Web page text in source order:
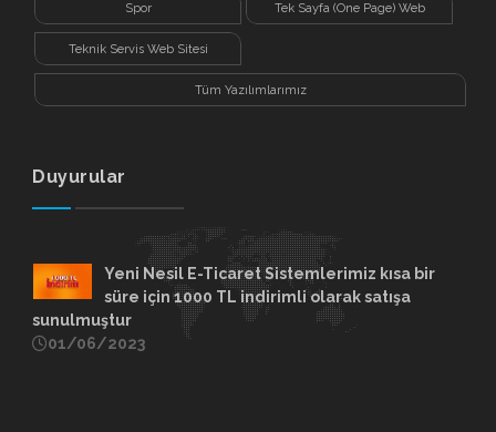
Spor Tek Sayfa (One Page) Web
Teknik Servis Web Sitesi
Tüm Yazılımlarımız
Duyurular
Yeni Nesil E-Ticaret Sistemlerimiz kısa bir
süre için 1000 TL indirimli olarak satışa
sunulmuştur
01/06/2023